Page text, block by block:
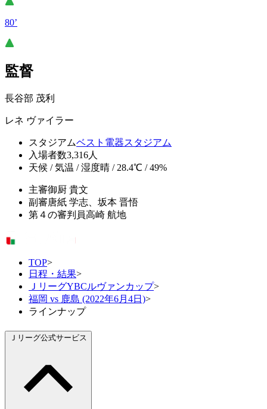
80’
監督
長谷部 茂利
レネ ヴァイラー
スタジアムベスト電器スタジアム
入場者数3,316人
天候 / 気温 / 湿度晴 / 28.4℃ / 49%
主審御厨 貴文
副審唐紙 学志、坂本 晋悟
第４の審判員高崎 航地
TOP>
日程・結果>
ＪリーグYBCルヴァンカップ>
福岡 vs 鹿島 (2022年6月4日)>
ラインナップ
Ｊリーグ公式サービス